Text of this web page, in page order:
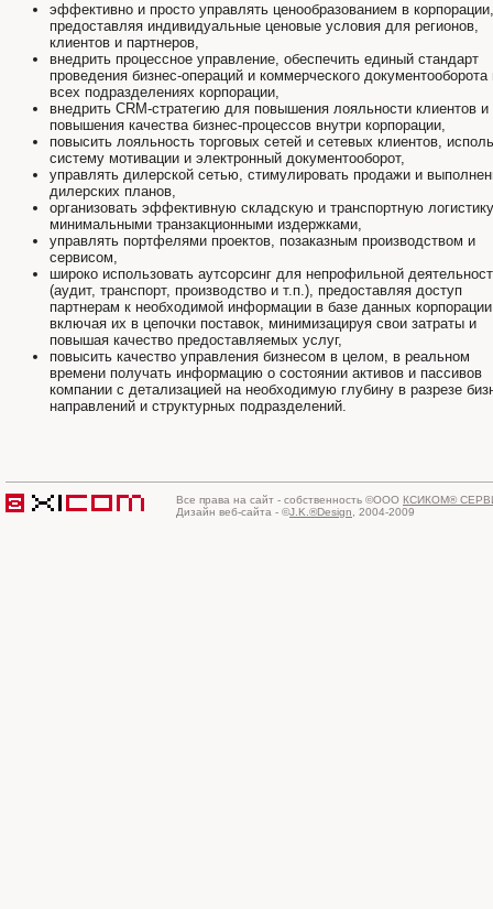
эффективно и просто управлять ценообразованием в корпорации,
предоставляя индивидуальные ценовые условия для регионов,
клиентов и партнеров,
внедрить процессное управление, обеспечить единый стандарт
проведения бизнес-операций и коммерческого документооборота
всех подразделениях корпорации,
внедрить CRM-стратегию для повышения лояльности клиентов и
повышения качества бизнес-процессов внутри корпорации,
повысить лояльность торговых сетей и сетевых клиентов,
систему мотивации и электронный документооборот,
управлять дилерской сетью, стимулировать продажи и
дилерских планов,
организовать эффективную складскую и транспортную
минимальными транзакционными издержками,
управлять портфелями проектов, позаказным производством и
сервисом,
широко использовать аутсорсинг для непрофильной
(аудит, транспорт, производство и т.п.), предоставляя доступ
партнерам к необходимой информации в базе данных
включая их в цепочки поставок, минимизацируя свои затраты и
повышая качество предоставляемых услуг,
повысить качество управления бизнесом в целом, в реальном
времени получать информацию о состоянии активов и пассивов
компании с детализацией на необходимую глубину в разрезе
направлений и структурных подразделений.
Все права на сайт - собственность ©ООО КСИКОМ®
Дизайн веб-сайта - ©J.K.®Design , 2004-2009